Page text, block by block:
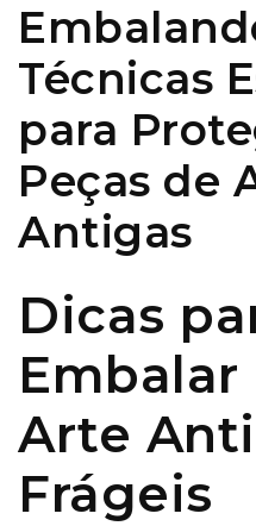
Técnicas
para
Peças de
Antigas
Dicas
Embalar
Arte
Frágeis